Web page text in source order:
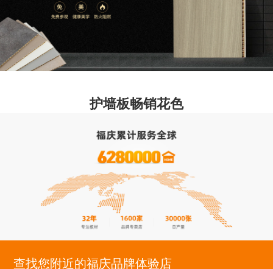
护墙板畅销花色
查找您附近的福庆品牌体验店